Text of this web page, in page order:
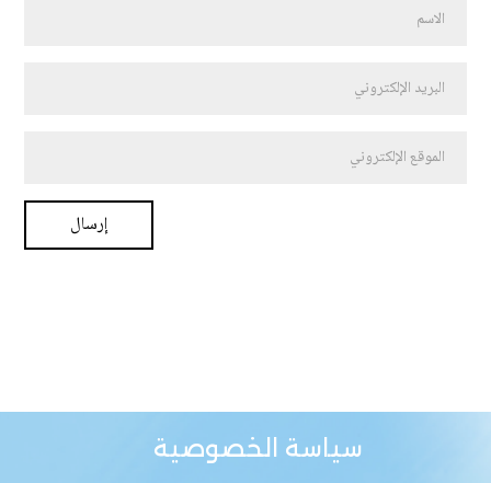
سياسة الخصوصية